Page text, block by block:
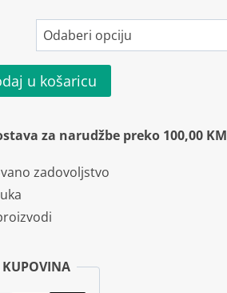
u košaricu
za narudžbe preko 100,00 KM
zadovoljstvo